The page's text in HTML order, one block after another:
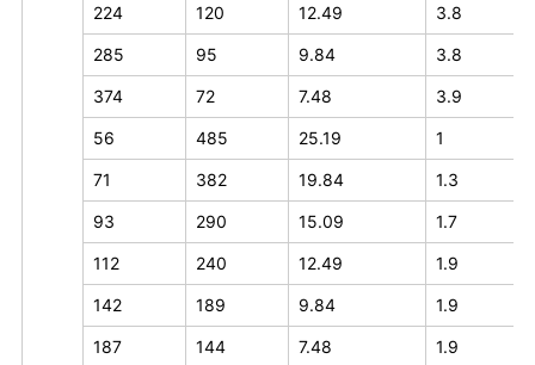
224 120 12.49 3.8
285 95 9.84 3.8
374 72 7.48 3.9
56 485 25.19 1
71 382 19.84 1.3
93 290 15.09 1.7
112 240 12.49 1.9
142 189 9.84 1.9
187 144 7.48 1.9